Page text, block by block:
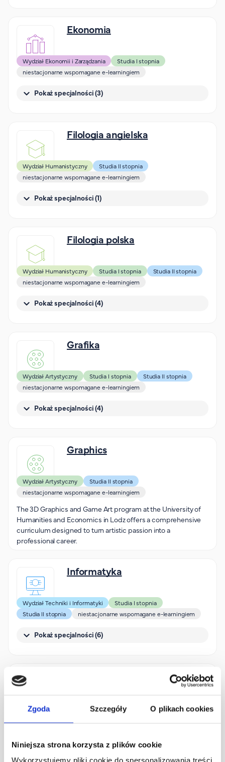
Zgoda Szczegóły O plikach cookies
Niniejsza strona korzysta z plików cookie
Wykorzystujemy pliki cookie do spersonalizowania treści
Ekonomia
Wydział Ekonomii i Zarządzania
Studia I stopnia
niestacjonarne wspomagane e-learningiem
Pokaż specjalności (3)
Filologia angielska
Wydział Humanistyczny
Studia II stopnia
niestacjonarne wspomagane e-learningiem
Pokaż specjalności (1)
Filologia polska
Wydział Humanistyczny Studia I stopnia
Studia II stopnia
niestacjonarne wspomagane e-learningiem
Pokaż specjalności (4)
Grafika
Wydział Artystyczny Studia I stopnia
Studia II stopnia
niestacjonarne wspomagane e-learningiem
Pokaż specjalności (4)
Graphics
Wydział Artystyczny
Studia II stopnia
niestacjonarne wspomagane e-learningiem
The 3D Graphics and Game Art program at the University of
Humanities and Economics in Lodz offers a comprehensive
curriculum designed to turn artistic passion into a
professional career.
Informatyka
Wydział Techniki i Informatyki
Studia I stopnia
Studia II stopnia
niestacjonarne wspomagane e-learningiem
Pokaż specjalności (6)
Wydział Humanistyczny Studia I stopnia
Studia II stopnia
Pokaż specjalności (6)